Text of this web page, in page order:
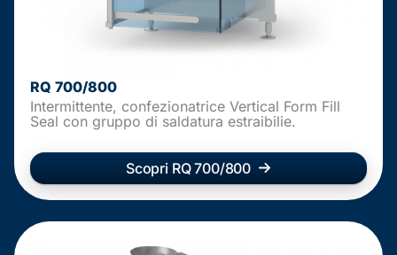
RQ 700/800
Intermittente, confezionatrice Vertical Form Fill
Seal con gruppo di saldatura estraibilie.
Scopri RQ 700/800